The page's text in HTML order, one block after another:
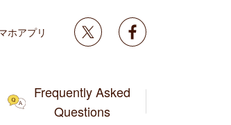
Frequently Asked
Questions
ホアプリ Twitter